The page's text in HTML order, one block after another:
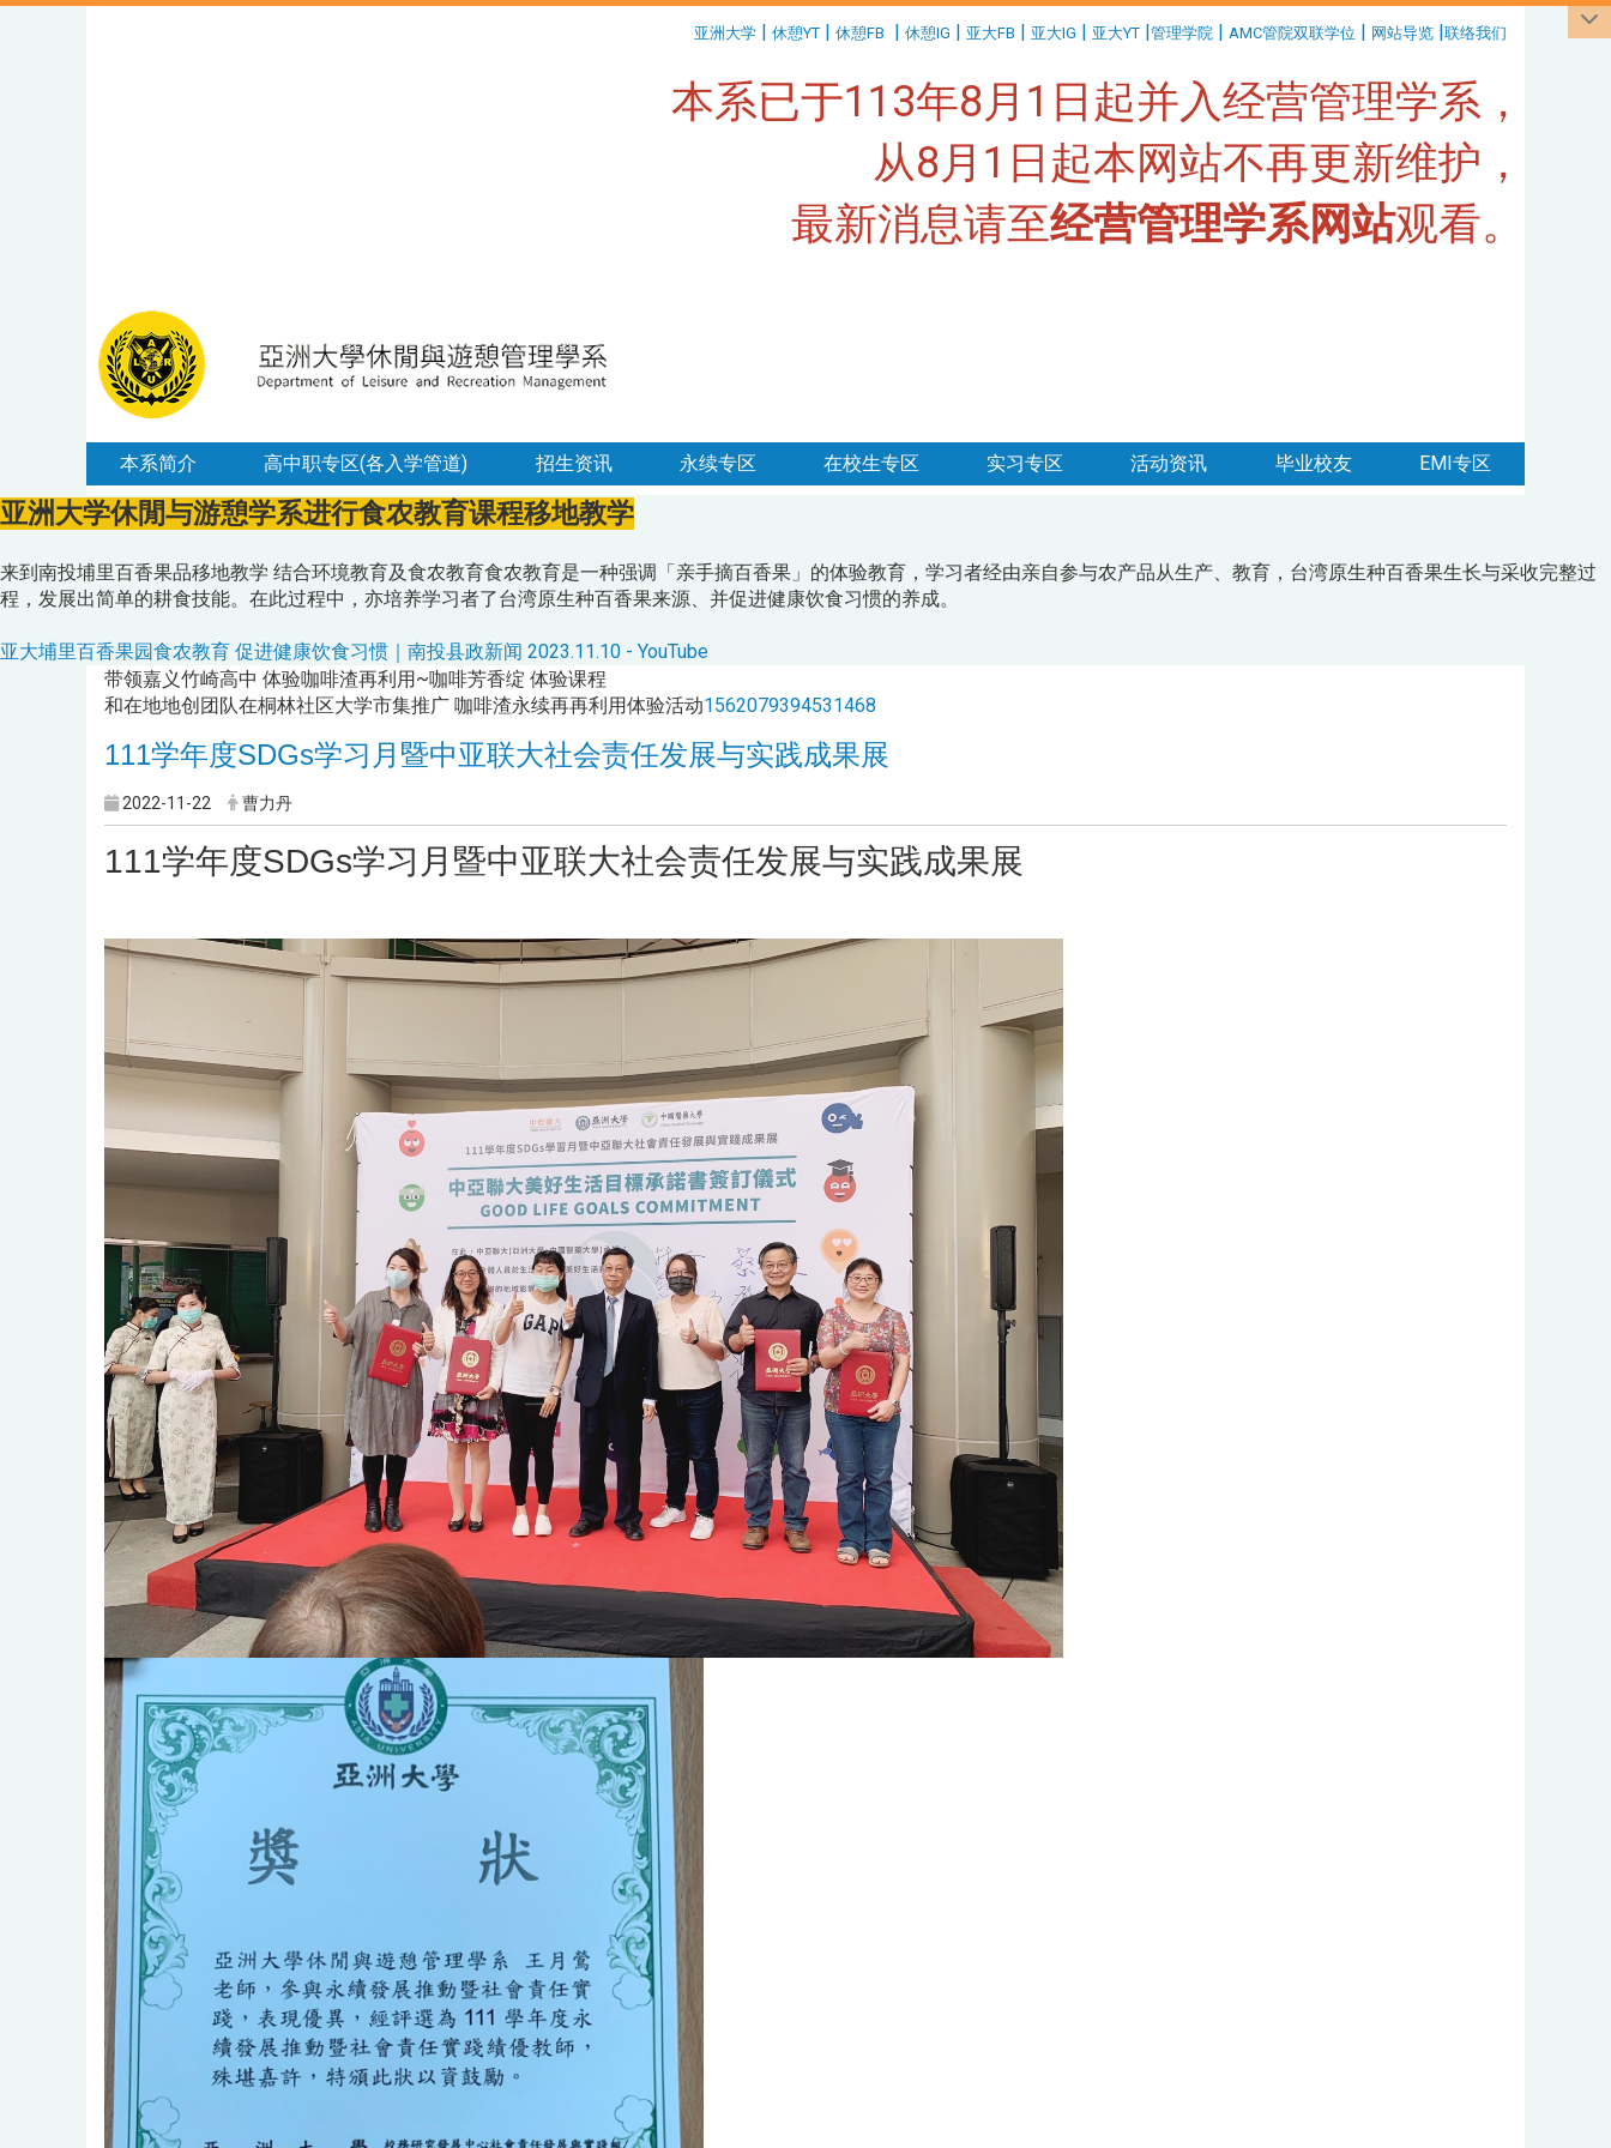
亚洲大学 | 休憩YT | 休憩FB | 休憩IG | 亚大FB | 亚大IG | 亚大YT |管理学院 | AMC管院双联学位 | 网站导览 |联络我们
本系已于113年8月1日起并入经营管理学系，
从8月1日起本网站不再更新维护，
最新消息请至经营管理学系网站观看。
本系简介 高中职专区(各入学管道) 招生资讯 永续专区 在校生专区 实习专区 活动资讯 毕业校友 EMI专区
亚洲大学休閒与游憩学系进行食农教育课程移地教学
来到南投埔里百香果品移地教学 结合环境教育及食农教育食农教育是一种强调「亲手摘百香果」的体验教育，学习者经由亲自参与农产品从生产、教育，台湾原生种百香果生长与采收完整过
程，发展出简单的耕食技能。在此过程中，亦培养学习者了台湾原生种百香果来源、并促进健康饮食习惯的养成。
亚大埔里百香果园食农教育 促进健康饮食习惯｜南投县政新闻 2023.11.10 - YouTube
带领嘉义竹崎高中 体验咖啡渣再利用~咖啡芳香绽 体验课程
和在地地创团队在桐林社区大学市集推广 咖啡渣永续再再利用体验活动1562079394531468
111学年度SDGs学习月暨中亚联大社会责任发展与实践成果展
2022-11-22 曹力丹
111学年度SDGs学习月暨中亚联大社会责任发展与实践成果展